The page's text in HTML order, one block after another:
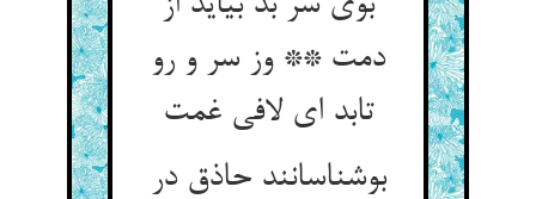
دمت ** وز سر و رو
تابد ای لافی غمت
بوشناسانند حاذق در